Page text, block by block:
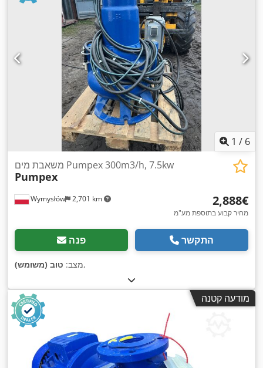
1 / 6
Wymysłów 2,701 km
משאבת מים Pumpex 300m3/h, 7.5kw
Pumpex
‏2,888 ‏€
מחיר קבוע בתוספת מע"מ
פנה התקשר
מצב: טוב (משומש) ,
מודעה קטנה